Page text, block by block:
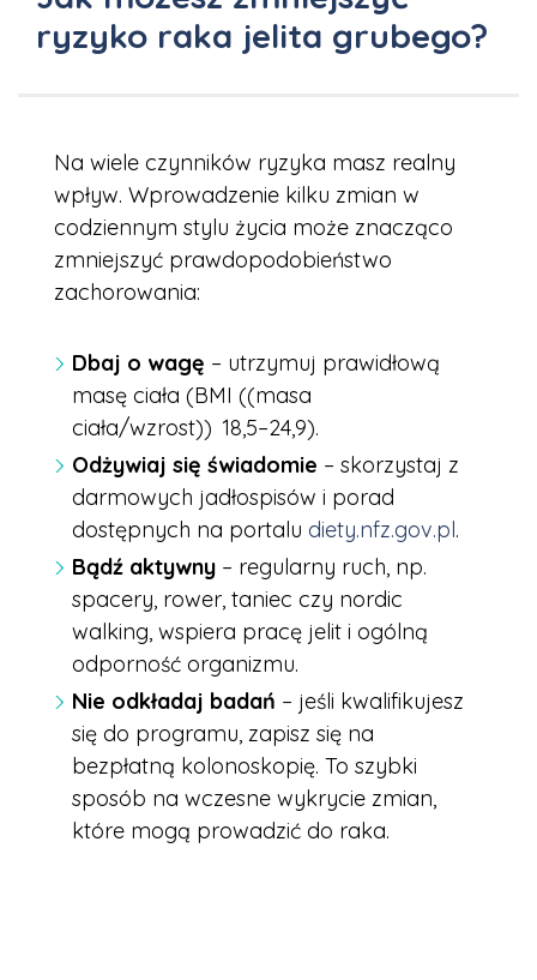
ryzyko raka jelita grubego?
Na wiele czynników ryzyka masz realny
wpływ. Wprowadzenie kilku zmian w
codziennym stylu życia może znacząco
zmniejszyć prawdopodobieństwo
zachorowania:
Dbaj o wagę – utrzymuj prawidłową
masę ciała (BMI ((masa
ciała/wzrost)) 18,5–24,9).
Odżywiaj się świadomie – skorzystaj z
darmowych jadłospisów i porad
dostępnych na portalu diety.nfz.gov.pl.
Bądź aktywny – regularny ruch, np.
spacery, rower, taniec czy nordic
walking, wspiera pracę jelit i ogólną
odporność organizmu.
Nie odkładaj badań – jeśli kwalifikujesz
się do programu, zapisz się na
bezpłatną kolonoskopię. To szybki
sposób na wczesne wykrycie zmian,
które mogą prowadzić do raka.